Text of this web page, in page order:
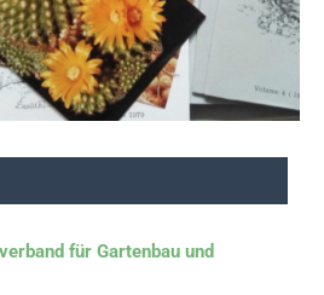
für Gartenbau und